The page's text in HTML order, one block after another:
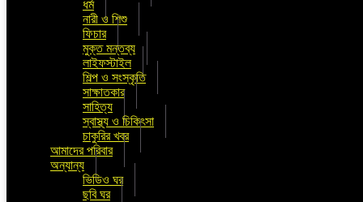
ধর্ম
নারী ও শিশু
ফিচার
মুক্ত মন্তব্য
লাইফস্টাইল
শিল্প ও সংস্কৃতি
সাক্ষাতকার
সাহিত্য
স্বাস্থ্য ও চিকিৎসা
চাকুরির খবর
আমাদের পরিবার
অন্যান্য
ভিডিও ঘর
ছবি ঘর